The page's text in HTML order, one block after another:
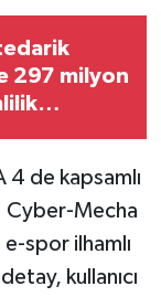
de kapsamlı
Cyber-Mecha
spor ilhamlı
kullanıcı